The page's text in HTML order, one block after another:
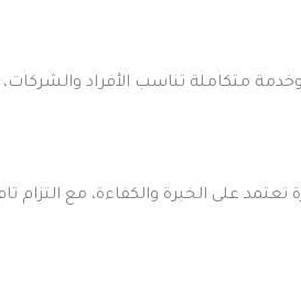
متكاملة تناسب الأفراد
على الخبرة والكفاءة، مع التزام